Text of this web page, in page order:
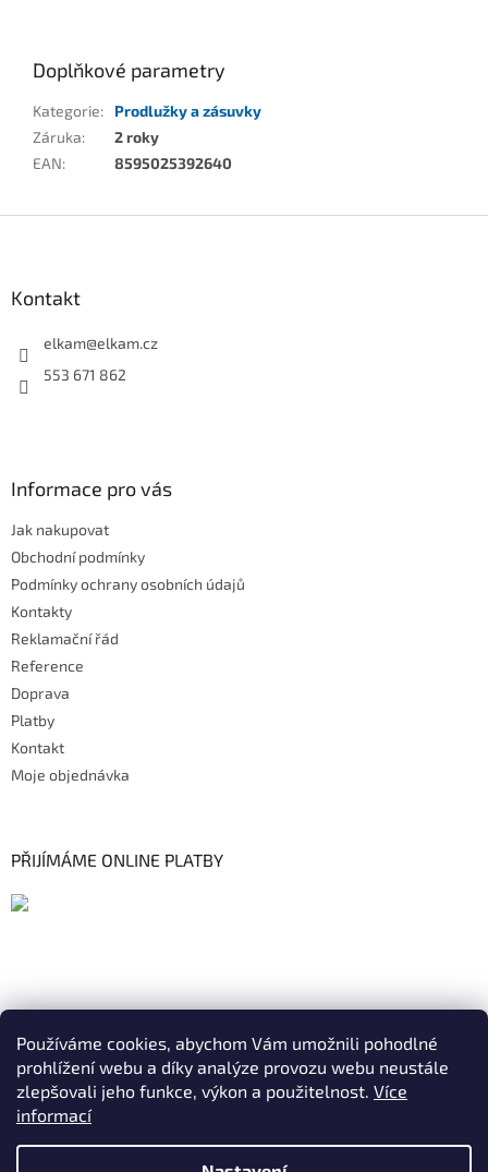
Používáme cookies, abychom Vám umožnili pohodlné
prohlížení webu a díky analýze provozu webu neustále
zlepšovali jeho funkce, výkon a použitelnost. Více
informací
Doplňkové parametry
Kategorie:
Prodlužky a zásuvky
Záruka:
2 roky
EAN: 8595025392640
Kontakt
elkam@elkam.cz
553 671 862
Informace pro vás
Jak nakupovat
Obchodní podmínky
Podmínky ochrany osobních údajů
Kontakty
Reklamační řád
Reference
Doprava
Platby
Kontakt
Moje objednávka
PŘIJÍMÁME ONLINE PLATBY